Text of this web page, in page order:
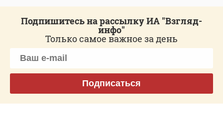
Подпишитесь на рассылку ИА "Взгляд-
инфо"
Только самое важное за день
Подписаться